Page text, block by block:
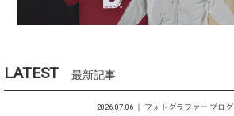
LATEST 最新記事
2026.07.06 ｜ フォトグラファー ブログ